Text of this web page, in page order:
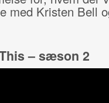
med Kristen Bell
– sæson 2